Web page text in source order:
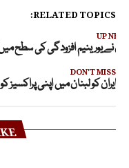
RELATED TOPICS:
UP
نے یورینیم افزودگی کی سطح
DON'T MISS
ایران کو لبنان میں اپنی